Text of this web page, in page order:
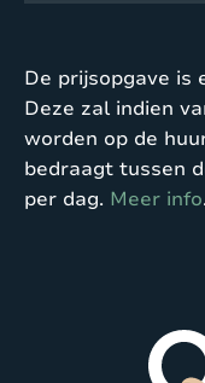
De prijsopgave is
Deze zal indien
worden op de
bedraagt tussen
per dag. Meer info.